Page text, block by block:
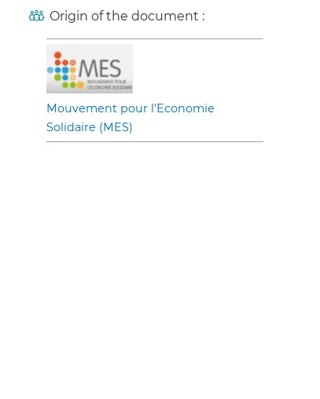
Origin of the document :
Mouvement pour l’Economie
Solidaire (MES)